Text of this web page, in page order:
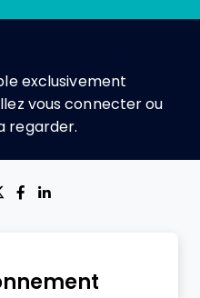
exclusivement
vous connecter ou
regarder.
through Email
this page
on Pinterest
Share on Twitter
Share on